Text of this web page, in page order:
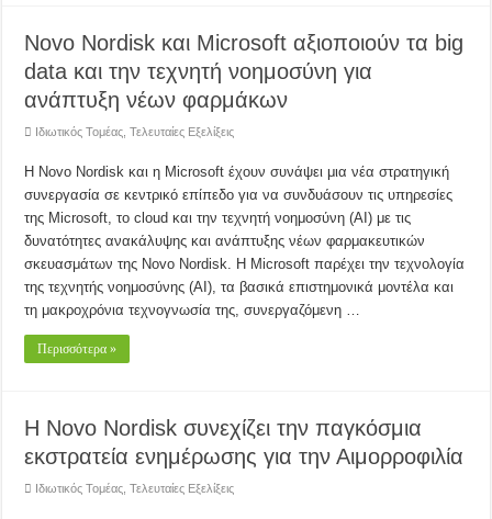
Novo Nordisk και Microsoft αξιοποιούν τα big
data και την τεχνητή νοημοσύνη για
ανάπτυξη νέων φαρμάκων
Ιδιωτικός Τομέας ,Τελευταίες Εξελίξεις
Η Novo Nordisk και η Microsoft έχουν συνάψει μια νέα στρατηγική
συνεργασία σε κεντρικό επίπεδο για να συνδυάσουν τις υπηρεσίες
της Microsoft, το cloud και την τεχνητή νοημοσύνη (AI) με τις
δυνατότητες ανακάλυψης και ανάπτυξης νέων φαρμακευτικών
σκευασμάτων της Novo Nordisk. Η Microsoft παρέχει την τεχνολογία
της τεχνητής νοημοσύνης (AI), τα βασικά επιστημονικά μοντέλα και
τη μακροχρόνια τεχνογνωσία της, συνεργαζόμενη …
Περισσότερα »
Η Novo Nordisk συνεχίζει την παγκόσμια
εκστρατεία ενημέρωσης για την Αιμορροφιλία
Ιδιωτικός Τομέας ,Τελευταίες Εξελίξεις